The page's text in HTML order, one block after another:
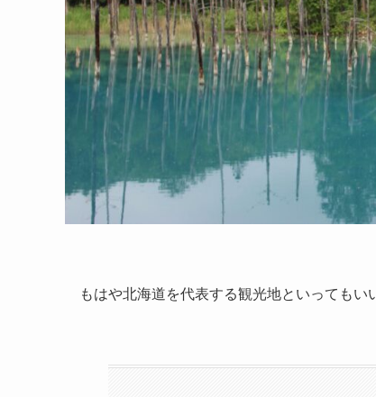
もはや北海道を代表する観光地といってもい